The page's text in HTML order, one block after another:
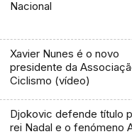
Nacional
Xavier Nunes é o novo
presidente da
Ciclismo (vídeo)
Djokovic defende título
rei Nadal e o fenómeno